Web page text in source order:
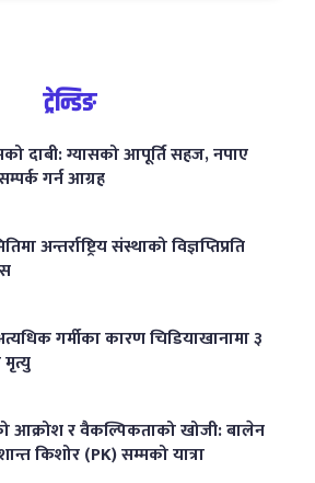
ट्रेन्डिङ
दाबी: ग्यासको आपूर्ति सहज, नपाए
गर्न आग्रह
अन्तर्राष्ट्रिय संस्थाको विज्ञप्तिप्रति
गर्मीका कारण चिडियाखानामा ३
आक्रोश र वैकल्पिकताको खोजी: बालेन
किशोर (PK) सम्मको यात्रा